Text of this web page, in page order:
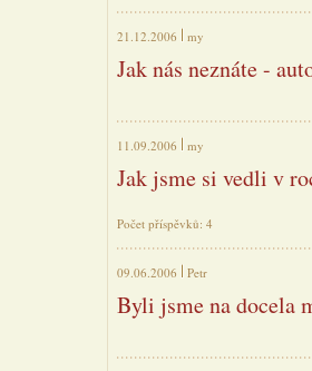
21.12.2006 my
Jak nás neznáte -
11.09.2006 my
Jak jsme si vedli v
Počet příspěvků: 4
09.06.2006 Petr
Byli jsme na docela